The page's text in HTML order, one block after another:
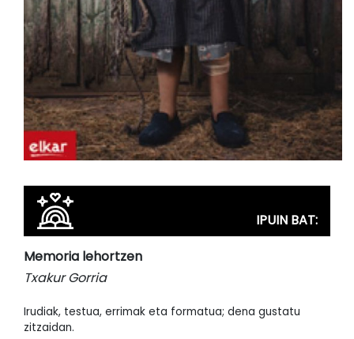
IPUIN BAT:
Memoria lehortzen
Txakur Gorria
Irudiak, testua, errimak eta formatua; dena gustatu
zitzaidan.